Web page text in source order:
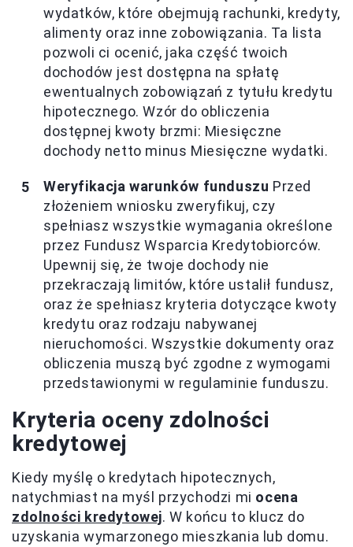
wydatków, które obejmują rachunki, kredyty,
alimenty oraz inne zobowiązania. Ta lista
pozwoli ci ocenić, jaka część twoich
dochodów jest dostępna na spłatę
ewentualnych zobowiązań z tytułu kredytu
hipotecznego. Wzór do obliczenia
dostępnej kwoty brzmi: Miesięczne
dochody netto minus Miesięczne wydatki.
Weryfikacja warunków funduszu Przed
złożeniem wniosku zweryfikuj, czy
spełniasz wszystkie wymagania określone
przez Fundusz Wsparcia Kredytobiorców.
Upewnij się, że twoje dochody nie
przekraczają limitów, które ustalił fundusz,
oraz że spełniasz kryteria dotyczące kwoty
kredytu oraz rodzaju nabywanej
nieruchomości. Wszystkie dokumenty oraz
obliczenia muszą być zgodne z wymogami
przedstawionymi w regulaminie funduszu.
Kryteria oceny zdolności
kredytowej
Kiedy myślę o kredytach hipotecznych,
natychmiast na myśl przychodzi mi ocena
zdolności kredytowej. W końcu to klucz do
uzyskania wymarzonego mieszkania lub domu.